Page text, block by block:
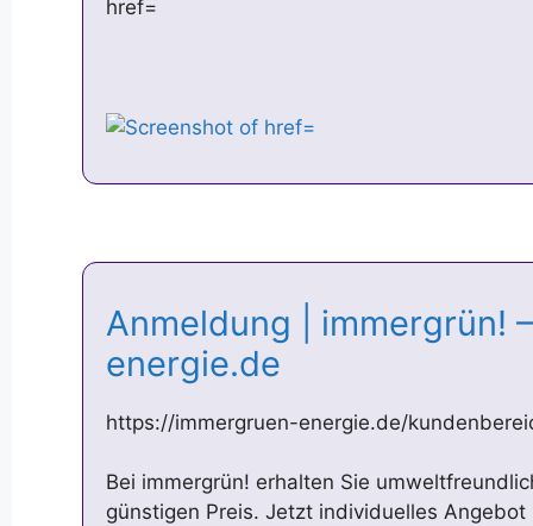
href=
Anmeldung | immergrün!
energie.de
https://immergruen-energie.de/
Bei immergrün! erhalten Sie
günstigen Preis. Jetzt individuelles